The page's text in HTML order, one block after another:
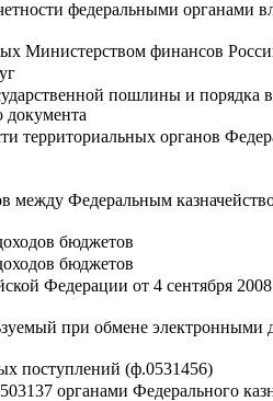
федеральными органами
Министерством финансов
пошлины и порядка
документа
территориальных органов
между Федеральным
бюджетов
бюджетов
Федерации от 4 сентября
при обмене электронными
поступлений (ф.0531456)
органами Федерального